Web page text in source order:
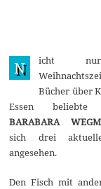
N
icht
Bücher über
Essen beliebte
BARABARA
sich drei
angesehen.
Den Fisch mit